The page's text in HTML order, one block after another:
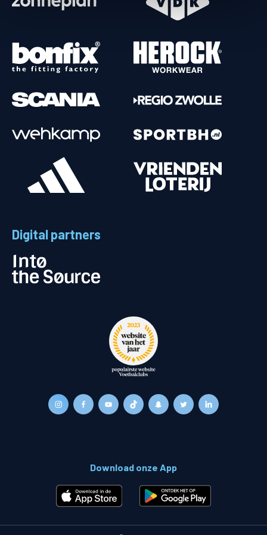
Digital partners
Download onze App